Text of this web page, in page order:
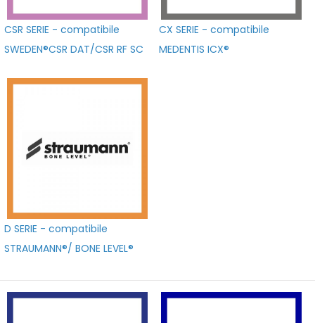
CSR SERIE - compatibile
SWEDEN®CSR DAT/CSR RF SC
CX SERIE - compatibile
MEDENTIS ICX®
D SERIE - compatibile
STRAUMANN®/ BONE LEVEL®